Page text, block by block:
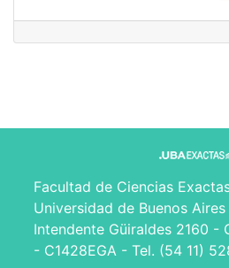
Facultad de Ciencias
Universidad de Buenos
Intendente Güiraldes 2160 -
- C1428EGA - Tel. (54 11)